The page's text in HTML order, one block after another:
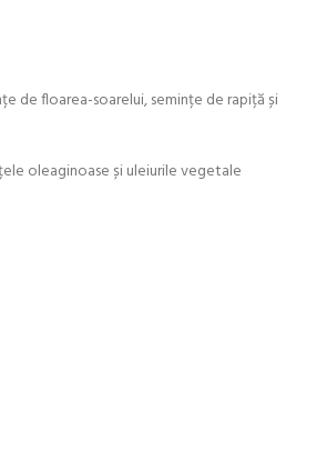
de floarea-soarelui, semințe de rapiță și
oleaginoase și uleiurile vegetale